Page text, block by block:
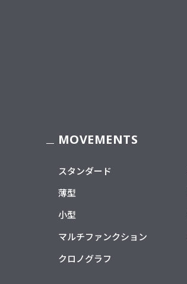
MOVEMENTS
スタンダード
薄型
小型
マルチファンクション
クロノグラフ